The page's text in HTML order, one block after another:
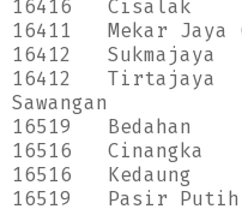
16416
Cisalak
16411
Mekar Jaya
16412
Sukmajaya
16412
Tirtajaya
Sawangan
16519
Bedahan
16516
Cinangka
16516
Kedaung
16519
Pasir Putih